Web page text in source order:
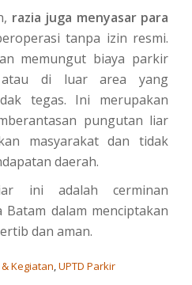
razia juga menyasar para
tanpa izin resmi.
memungut biaya parkir
di luar area yang
tegas. Ini merupakan
pungutan liar
masyarakat dan tidak
daerah.
ini adalah cerminan
dalam menciptakan
dan aman.
Kegiatan,UPTD Parkir